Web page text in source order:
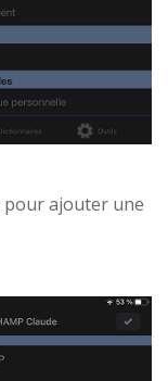
pour ajouter une